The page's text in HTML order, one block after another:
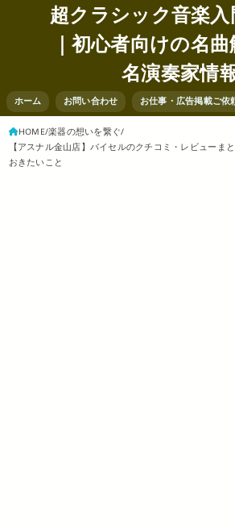
超クラシック音楽入
｜初心者向けの名
名演奏家情
ホーム お問い合わせ お仕事・広告掲載ご依
HOME 楽器の想いを繋ぐ
【アスナル金山店】バイセルのクチコミ・レビューま
おきたいこと